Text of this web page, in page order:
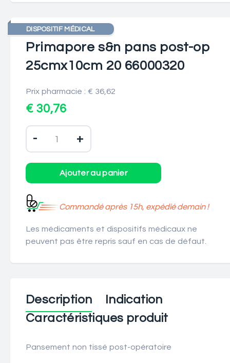
DISPOSITIF MÉDICAL
Primapore s&n pans post-op
25cmx10cm 20 66000320
Prix pharmacie : € 36,62
€ 30,76
- +
Commandé après 15h, expédié demain !
Les médicaments et dispositifs médicaux ne
peuvent pas être repris sauf en cas de défaut.
Description
Indication
Caractéristiques produit
Pansement non tissé post-opératoire